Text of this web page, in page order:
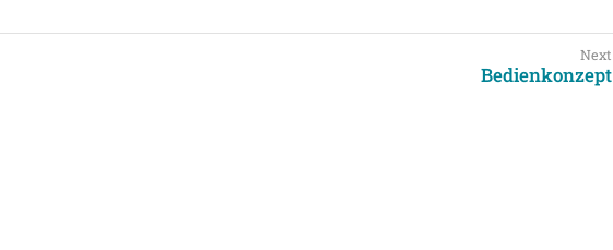
Bedienkonzept